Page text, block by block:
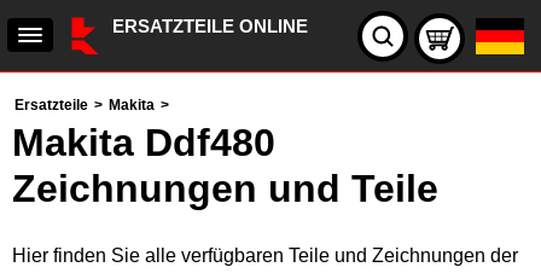
ERSATZTEILE ONLINE
Ersatzteile > Makita >
Makita Ddf480
Zeichnungen und Teile
Hier finden Sie alle verfügbaren Teile und Zeichnungen der